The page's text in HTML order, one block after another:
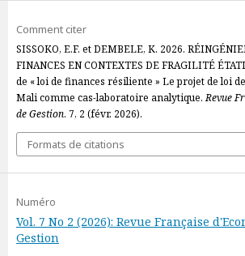
Comment citer
SISSOKO, E.F. et DEMBELE, K. 2026.
FINANCES EN CONTEXTES DE FRAGILITÉ
de « loi de finances résiliente » Le projet de loi
Mali comme cas-laboratoire analytique.Revue
de Gestion. 7, 2 (févr. 2026).
Formats de citations
Numéro
Vol. 7 No 2 (2026): Revue Française
Gestion